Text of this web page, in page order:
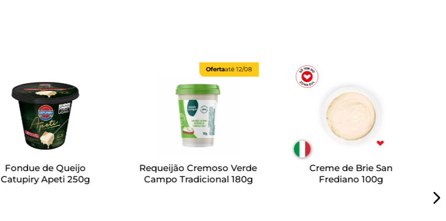
Fondue de Queijo
Catupiry Apeti 250g
Ofertaaté12/08
Requeijão Cremoso Verde
Campo Tradicional 180g
Creme de Brie San
Frediano 100g